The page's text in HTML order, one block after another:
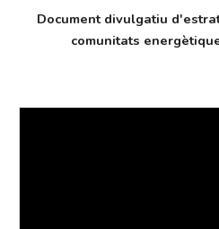
Document divulgatiu
comunitats